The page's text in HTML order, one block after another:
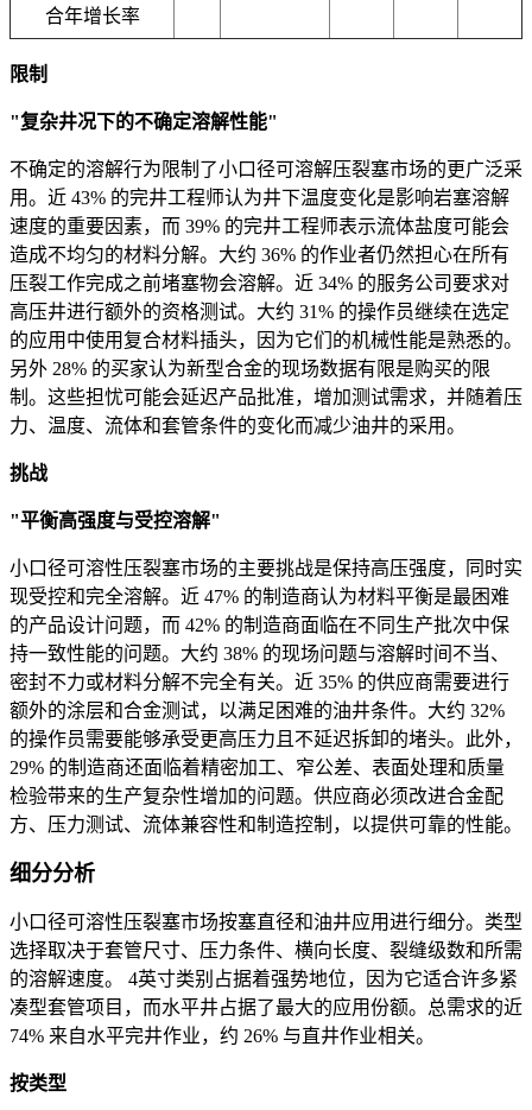
合年增长率
限制
"复杂井况下的不确定溶解性能"
不确定的溶解行为限制了小口径可溶解压裂塞市场的更广泛采
用。近 43% 的完井工程师认为井下温度变化是影响岩塞溶解
速度的重要因素，而 39% 的完井工程师表示流体盐度可能会
造成不均匀的材料分解。大约 36% 的作业者仍然担心在所有
压裂工作完成之前堵塞物会溶解。近 34% 的服务公司要求对
高压井进行额外的资格测试。大约 31% 的操作员继续在选定
的应用中使用复合材料插头，因为它们的机械性能是熟悉的。
另外 28% 的买家认为新型合金的现场数据有限是购买的限
制。这些担忧可能会延迟产品批准，增加测试需求，并随着压
力、温度、流体和套管条件的变化而减少油井的采用。
挑战
"平衡高强度与受控溶解"
小口径可溶性压裂塞市场的主要挑战是保持高压强度，同时实
现受控和完全溶解。近 47% 的制造商认为材料平衡是最困难
的产品设计问题，而 42% 的制造商面临在不同生产批次中保
持一致性能的问题。大约 38% 的现场问题与溶解时间不当、
密封不力或材料分解不完全有关。近 35% 的供应商需要进行
额外的涂层和合金测试，以满足困难的油井条件。大约 32%
的操作员需要能够承受更高压力且不延迟拆卸的堵头。此外，
29% 的制造商还面临着精密加工、窄公差、表面处理和质量
检验带来的生产复杂性增加的问题。供应商必须改进合金配
方、压力测试、流体兼容性和制造控制，以提供可靠的性能。
细分分析
小口径可溶性压裂塞市场按塞直径和油井应用进行细分。类型
选择取决于套管尺寸、压力条件、横向长度、裂缝级数和所需
的溶解速度。 4英寸类别占据着强势地位，因为它适合许多紧
凑型套管项目，而水平井占据了最大的应用份额。总需求的近
74% 来自水平完井作业，约 26% 与直井作业相关。
按类型